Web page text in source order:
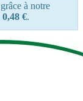
grâce à notre
0,48 €.